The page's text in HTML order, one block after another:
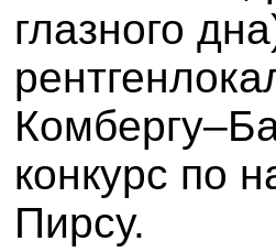
глазного
конкурс по
Пирсу.